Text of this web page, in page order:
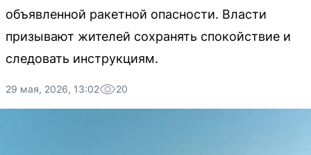
объявленной ракетной опасности. Власти
призывают жителей сохранять спокойствие и
следовать инструкциям.
29 мая, 2026, 13:02 20